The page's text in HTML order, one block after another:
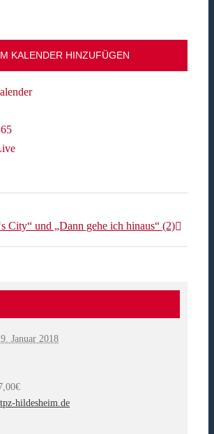
KALENDER HINZUFÜGEN
City“ und „Dann gehe ich hinaus“ (2)
Januar 2018
tpz-hildesheim.de